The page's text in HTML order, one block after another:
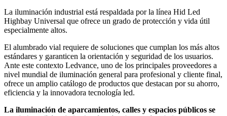
La iluminación industrial está respaldada por la línea Hid Led
Highbay Universal que ofrece un grado de protección y vida útil
especialmente altos.
El alumbrado vial requiere de soluciones que cumplan los más altos
estándares y garanticen la orientación y seguridad de los usuarios.
Ante este contexto Ledvance, uno de los principales proveedores a
nivel mundial de iluminación general para profesional y cliente final,
ofrece un amplio catálogo de productos que destacan por su ahorro,
eficiencia y la innovadora tecnología led.
La iluminación de aparcamientos, calles y espacios públicos se